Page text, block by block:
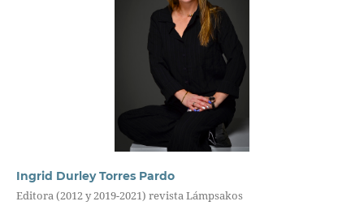
Ingrid Durley Torres Pardo
Editora (2012 y 2019-2021) revista Lámpsakos